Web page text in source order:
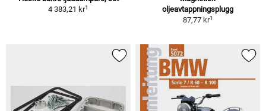
4 383,21 kr1
oljeavtappningsplugg
87,77 kr1